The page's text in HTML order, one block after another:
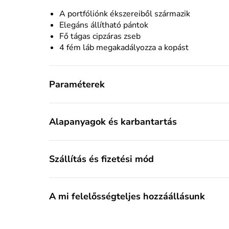
A portfóliónk ékszereiből származik
Elegáns állítható pántok
Fő tágas cipzáras zseb
4 fém láb megakadályozza a kopást
Paraméterek
Alapanyagok és karbantartás
Szállítás és fizetési mód
A mi felelősségteljes hozzáállásunk